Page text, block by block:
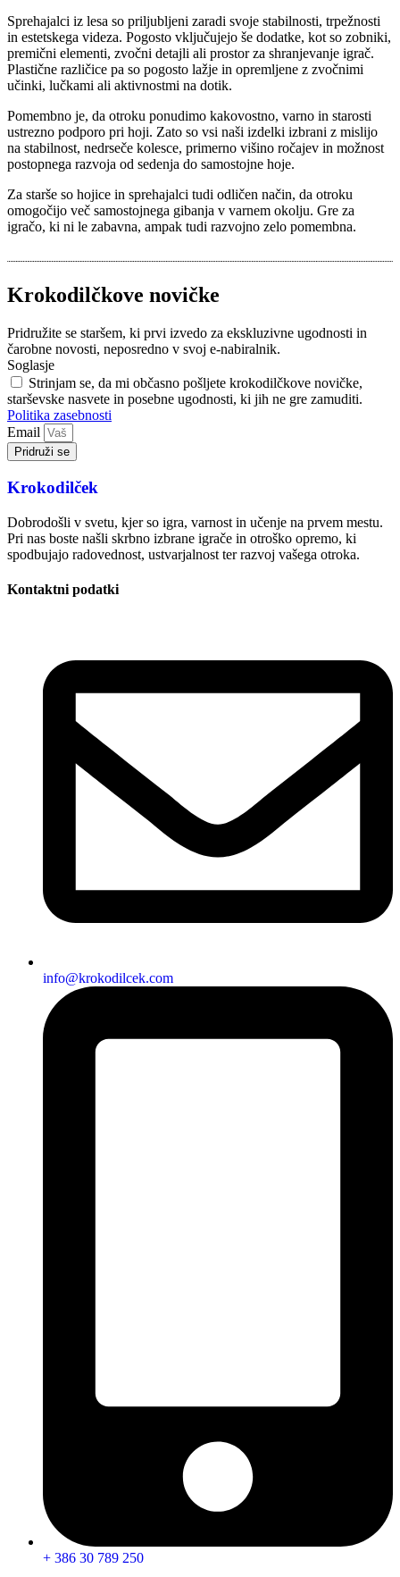
Sprehajalci iz lesa so priljubljeni zaradi svoje stabilnosti, trpežnosti
in estetskega videza. Pogosto vključujejo še dodatke, kot so zobniki,
premični elementi, zvočni detajli ali prostor za shranjevanje igrač.
Plastične različice pa so pogosto lažje in opremljene z zvočnimi
učinki, lučkami ali aktivnostmi na dotik.
Pomembno je, da otroku ponudimo kakovostno, varno in starosti
ustrezno podporo pri hoji. Zato so vsi naši izdelki izbrani z mislijo
na stabilnost, nedrseče kolesce, primerno višino ročajev in možnost
postopnega razvoja od sedenja do samostojne hoje.
Za starše so hojice in sprehajalci tudi odličen način, da otroku
omogočijo več samostojnega gibanja v varnem okolju. Gre za
igračo, ki ni le zabavna, ampak tudi razvojno zelo pomembna.
Krokodilčkove novičke
Pridružite se staršem, ki prvi izvedo za ekskluzivne ugodnosti in
čarobne novosti, neposredno v svoj e-nabiralnik.
Soglasje
Strinjam se, da mi občasno pošljete krokodilčkove novičke,
starševske nasvete in posebne ugodnosti, ki jih ne gre zamuditi.
Politika zasebnosti
Email
Pridruži se
Krokodilček
Dobrodošli v svetu, kjer so igra, varnost in učenje na prvem mestu.
Pri nas boste našli skrbno izbrane igrače in otroško opremo, ki
spodbujajo radovednost, ustvarjalnost ter razvoj vašega otroka.
Kontaktni podatki
info@krokodilcek.com
+ 386 30 789 250